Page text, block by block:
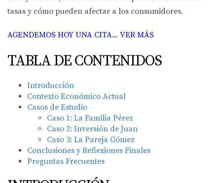
tasas y cómo pueden afectar a los consumidores.
AGENDEMOS HOY UNA CITA... VER MÁS
TABLA DE CONTENIDOS
Introducción
Contexto Económico Actual
Casos de Estudio
Caso 1: La Familia Pérez
Caso 2: Inversión de Juan
Caso 3: La Pareja Gómez
Conclusiones y Reflexiones Finales
Preguntas Frecuentes